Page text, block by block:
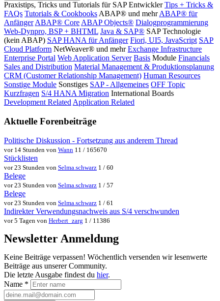
Praxistips, Tricks und Tutorials für SAP Entwickler Tips + Tricks &
FAQs Tutorials & Cookbooks ABAP® und mehr ABAP® für
Anfänger ABAP® Core ABAP Objects® Dialogprogrammierung
Web-Dynpro, BSP + BHTML Java & SAP® SAP Technologie
(kein ABAP) SAP HANA für Anfänger Fiori, UI5, JavaScript SAP
Cloud Platform NetWeaver® und mehr Exchange Infrastructure
Enterprise Portal Web Application Server Basis Module Financials
Sales and Distribution Material Management & Produktionsplanung
CRM (Customer Relationship Management) Human Resources
Sonstige Module Sonstiges SAP - Allgemeines OFF Topic
Kurzfragen S/4 HANA Migration International Boards
Development Related Application Related
Aktuelle Forenbeiträge
Politische Diskussion - Fortsetzung aus anderem Thread
vor 14 Stunden von Wann 11 / 165670
Stücklisten
vor 23 Stunden von Selma.schwarz 1 / 60
Belege
vor 23 Stunden von Selma.schwarz 1 / 57
Belege
vor 23 Stunden von Selma.schwarz 1 / 61
Indirekter Verwendungsnachweis aus S/4 verschwunden
vor 5 Tagen von Herbert_zarg 1 / 11386
Newsletter Anmeldung
Keine Beiträge verpassen! Wöchentlich versenden wir lesenwerte
Beiträge aus unserer Community.
Die letzte Ausgabe findest du hier.
Name *